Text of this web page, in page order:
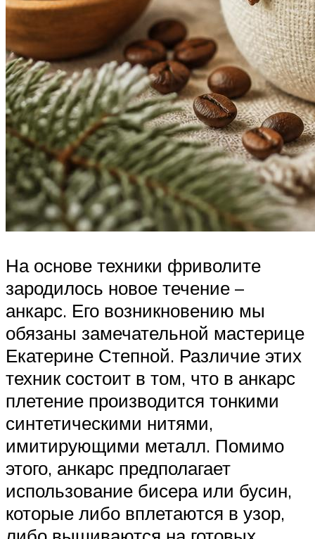
На основе техники фриволите
зародилось новое течение –
анкарс. Его возникновению мы
обязаны замечательной мастерице
Екатерине Степной. Различие этих
техник состоит в том, что в анкарс
плетение производится тонкими
синтетическими нитями,
имитирующими металл. Помимо
этого, анкарс предполагает
использование бисера или бусин,
которые либо вплетаются в узор,